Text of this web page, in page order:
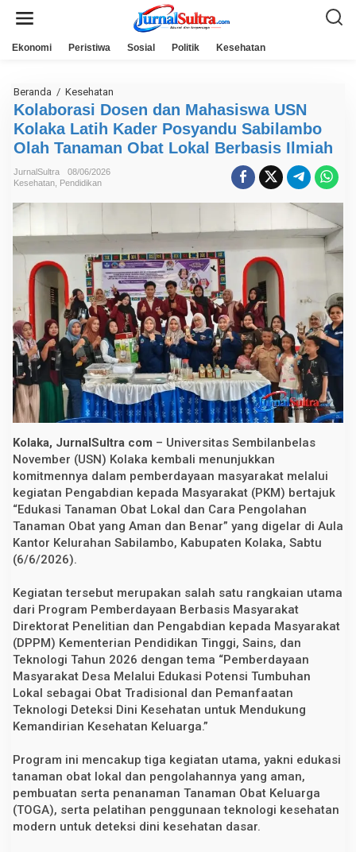
Ekonomi Peristiwa Sosial Politik Kesehatan
Beranda / Kesehatan
o
l
a
o
s
n
d
a
n
M
a
h
a
s
i
s
w
a
U
S
N
K
o
l
a
k
a
L
a
t
a
d
e
r
P
o
s
y
a
n
d
u
b
i
l
a
m
o
Kolaborasi Dosen dan Mahasiswa USN
Kolaka Latih Kader Posyandu Sabilambo
Olah Tanaman Obat Lokal Berbasis Ilmiah
JurnalSultra
08/06/2026
Kesehatan Pendidikan
Kolaka, JurnalSultra com – Universitas Sembilanbelas
November (USN) Kolaka kembali menunjukkan
komitmennya dalam pemberdayaan masyarakat melalui
kegiatan Pengabdian kepada Masyarakat (PKM) bertajuk
“Edukasi Tanaman Obat Lokal dan Cara Pengolahan
Tanaman Obat yang Aman dan Benar” yang digelar di Aula
Kantor Kelurahan Sabilambo, Kabupaten Kolaka, Sabtu
(6/6/2026).
Kegiatan tersebut merupakan salah satu rangkaian utama
dari Program Pemberdayaan Berbasis Masyarakat
Direktorat Penelitian dan Pengabdian kepada Masyarakat
(DPPM) Kementerian Pendidikan Tinggi, Sains, dan
Teknologi Tahun 2026 dengan tema “Pemberdayaan
Masyarakat Desa Melalui Edukasi Potensi Tumbuhan
Lokal sebagai Obat Tradisional dan Pemanfaatan
Teknologi Deteksi Dini Kesehatan untuk Mendukung
Kemandirian Kesehatan Keluarga.”
Program ini mencakup tiga kegiatan utama, yakni edukasi
tanaman obat lokal dan pengolahannya yang aman,
pembuatan serta penanaman Tanaman Obat Keluarga
(TOGA), serta pelatihan penggunaan teknologi kesehatan
modern untuk deteksi dini kesehatan dasar.